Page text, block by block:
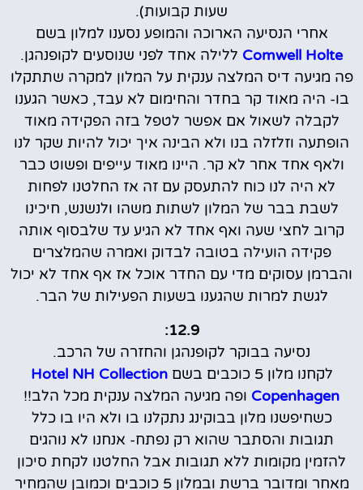
שעות קבועות).
אחרי הנסיעה הארוכה והמופע נסענו למלון בשם
Comwell Holte ללילה אחד לפני שנוסעים לקופנהגן.
פה מגיעה דיס המלצה ענקית על המלון למקרה שתתקלו
בו- היה מאוד קר בחדר והחימום לא עבד, כאשר הגענו
לקבלה לשאול אם אפשר לטפל בזה הפקידה מאוד
הופתעה וזלזלה בנו ולא הבינה איך יכול להיות שקר לנו
ולאף אחד אחר לא קר. היינו מאוד עייפים ופשוט כבר
לא היה לנו כוח להתעסק עם זה אז החלטנו לפחות
לשבת בבר של המלון לשתות משהו ולנשנש, חיכינו
קרוב לחצי שעה ואף אחד לא הגיע עד שלבסוף אותה
פקידה הועילה בטובה לבדוק ואמרה שהמלצרים
והברמן עסוקים מדי עם החדר אוכל אז אף אחד לא יכול
לגשת למרות שהגענו בשעות הפעילות של הבר.
12.9:
נסיעה בבוקר לקופנהגן והחזרה של הרכב.
לקחנו מלון 5 כוכבים בשם
Hotel NH Collection
Copenhagen ופה מגיעה המלצה ענקית מכל הלב!!
כשחיפשנו מלון בבוקינג נתקלנו בו ולא היו בו כלל
תגובות והסתבר שהוא רק נפתח- אנחנו לא נוהגים
להזמין מקומות ללא תגובות אבל החלטנו לקחת סיכון
מאחר ומדובר ברשת ובמלון 5 כוכבים וכמובן שהמחיר